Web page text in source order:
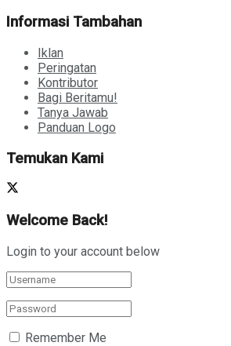
Informasi Tambahan
Iklan
Peringatan
Kontributor
Bagi Beritamu!
Tanya Jawab
Panduan Logo
Temukan Kami
Welcome Back!
Login to your account below
Remember Me